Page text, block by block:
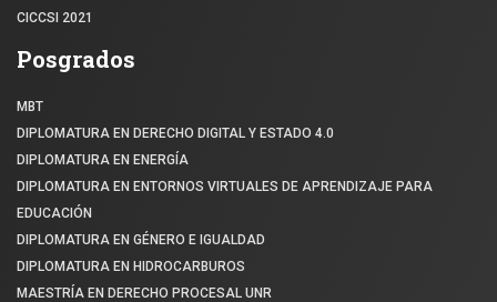
CICCSI 2021
Posgrados
MBT
DIPLOMATURA EN DERECHO DIGITAL Y ESTADO 4.0
DIPLOMATURA EN ENERGÍA
DIPLOMATURA EN ENTORNOS VIRTUALES DE APRENDIZAJE PARA
EDUCACIÓN
DIPLOMATURA EN GÉNERO E IGUALDAD
DIPLOMATURA EN HIDROCARBUROS
MAESTRÍA EN DERECHO PROCESAL UNR